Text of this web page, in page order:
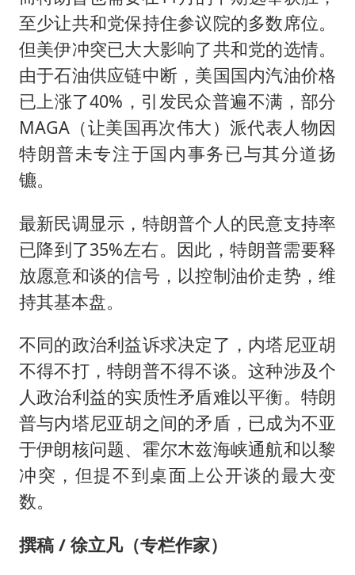
至少让共和党保持住参议院的多数席位。
但美伊冲突已大大影响了共和党的选情。
由于石油供应链中断，美国国内汽油价格
已上涨了40%，引发民众普遍不满，部分
MAGA（让美国再次伟大）派代表人物因
特朗普未专注于国内事务已与其分道扬
镳。
最新民调显示，特朗普个人的民意支持率
已降到了35%左右。因此，特朗普需要释
放愿意和谈的信号，以控制油价走势，维
持其基本盘。
不同的政治利益诉求决定了，内塔尼亚胡
不得不打，特朗普不得不谈。这种涉及个
人政治利益的实质性矛盾难以平衡。特朗
普与内塔尼亚胡之间的矛盾，已成为不亚
于伊朗核问题、霍尔木兹海峡通航和以黎
冲突，但提不到桌面上公开谈的最大变
数。
撰稿 / 徐立凡（专栏作家）